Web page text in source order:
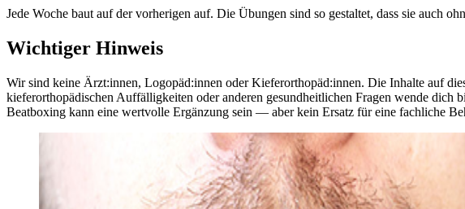
Jede Woche baut auf der vorherigen auf. Die Übungen sind so gestaltet, dass sie auch
Wichtiger Hinweis
Wir sind keine Ärzt:innen, Logopäd:innen oder Kieferorthopäd:innen. Die Inhalte auf
kieferorthopädischen Auffälligkeiten oder anderen gesundheitlichen Fragen wende
Beatboxing kann eine wertvolle Ergänzung sein — aber kein Ersatz für eine fachliche